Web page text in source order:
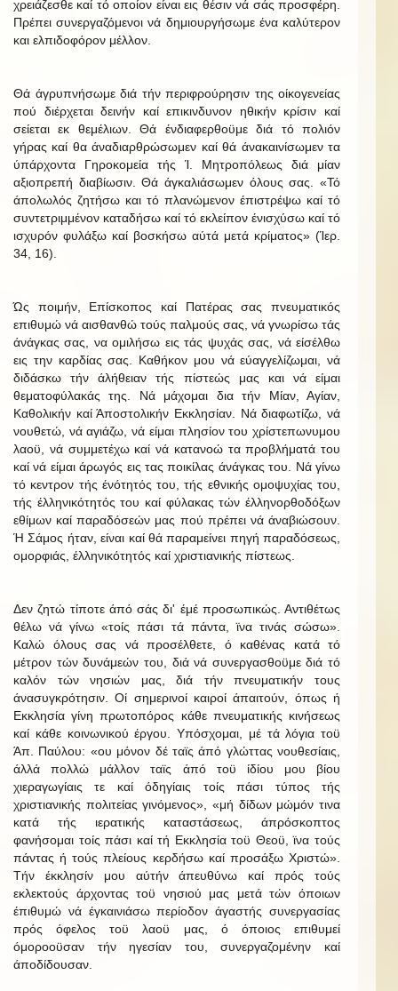
χρειάζεσθε καί τό οποίον είναι εις θέσιν νά σάς προσφέρη.
Πρέπει συνεργαζόμενοι νά δημιουργήσωμε ένα καλύτερον
και ελπιδοφόρον μέλλον.
Θά άγρυπνήσωμε διά τήν περιφρούρησιν της οίκογενείας
πού διέρχεται δεινήν καί επικινδυνον ηθικήν κρίσιν καί
σείεται εκ θεμέλιων. Θά ένδιαφερθοϋμε διά τό πολιόν
γήρας καί θα άναδιαρθρώσωμεν καί θά άνακαινίσωμεν τα
ύπάρχοντα Γηροκομεία τής Ί. Μητροπόλεως διά μίαν
αξιοπρεπή διαβίωσιν. Θά άγκαλιάσωμεν όλους σας. «Τό
άπολωλός ζητήσω και τό πλανώμενον έπιστρέψω καί τό
συντετριμμένον καταδήσω καί τό εκλείπον ένισχύσω καί τό
ισχυρόν φυλάξω καί βοσκήσω αύτά μετά κρίματος» (Ίερ.
34, 16).
Ώς ποιμήν, Επίσκοπος καί Πατέρας σας πνευματικός
επιθυμώ νά αισθανθώ τούς παλμούς σας, νά γνωρίσω τάς
άνάγκας σας, να ομιλήσω εις τάς ψυχάς σας, νά είσέλθω
εις την καρδίας σας. Καθήκον μου νά εύαγγελίζωμαι, νά
διδάσκω τήν άλήθειαν τής πίστεώς μας και νά είμαι
θεματοφύλακάς της. Νά μάχομαι δια τήν Μίαν, Αγίαν,
Καθολικήν καί Άποστολικήν Εκκλησίαν. Νά διαφωτίζω, νά
νουθετώ, νά αγιάζω, νά είμαι πλησίον του χρίστεπωνυμου
λαοϋ, νά συμμετέχω καί νά κατανοώ τα προβλήματά του
καί νά είμαι άρωγός εις τας ποικίλας άνάγκας του. Νά γίνω
τό κεντρον τής ένότητός του, τής εθνικής ομοψυχίας του,
τής έλληνικότητός του καί φύλακας τών έλληνορθοδόξων
εθίμων καί παραδόσεών μας πού πρέπει νά άναβιώσουν.
Ή Σάμος ήταν, είναι καί θά παραμείνει πηγή παραδόσεως,
ομορφιάς, έλληνικότητός καί χριστιανικής πίστεως.
Δεν ζητώ τίποτε άπό σάς δι' έμέ προσωπικώς. Αντιθέτως
θέλω νά γίνω «τοίς πάσι τά πάντα, ϊνα τινάς σώσω».
Καλώ όλους σας νά προσέλθετε, ό καθένας κατά τό
μέτρον τών δυνάμεών του, διά νά συνεργασθοϋμε διά τό
καλόν τών νησιών μας, διά τήν πνευματικήν τους
άνασυγκρότησιν. Οί σημερινοί καιροί άπαιτούν, όπως ή
Εκκλησία γίνη πρωτοπόρος κάθε πνευματικής κινήσεως
καί κάθε κοινωνικού έργου. Υπόσχομαι, μέ τά λόγια τοϋ
Άπ. Παύλου: «ου μόνον δέ ταϊς άπό γλώττας νουθεσίαις,
άλλά πολλώ μάλλον ταϊς άπό τοϋ ίδίου μου βίου
χιεραγωγίαις τε καί όδηγίαις τοίς πάσι τύπος τής
χριστιανικής πολιτείας γινόμενος», «μή δίδων μώμόν τινα
κατά τής ιερατικής καταστάσεως, άπρόσκοπτος
φανήσομαι τοίς πάσι καί τή Εκκλησία τοϋ Θεοϋ, ϊνα τούς
πάντας ή τούς πλείους κερδήσω καί προσάξω Χριστώ».
Τήν έκκλησίν μου αύτήν άπευθύνω καί πρός τούς
εκλεκτούς άρχοντας τοϋ νησιού μας μετά τών όποιων
έπιθυμώ νά έγκαινιάσω περίοδον άγαστής συνεργασίας
πρός όφελος τοϋ λαοϋ μας, ό όποιος επιθυμεί
όμοροοϋσαν τήν ηγεσίαν του, συνεργαζομένην καί
άποδίδουσαν.